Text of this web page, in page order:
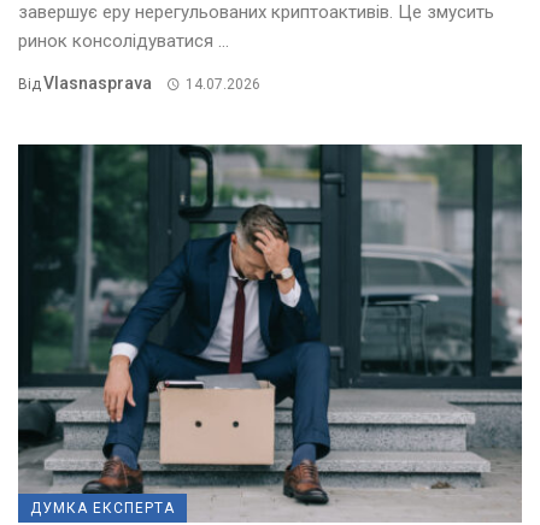
завершує еру нерегульованих криптоактивів. Це змусить
ринок консолідуватися ...
ВідVlasnasprava 14.07.2026
ДУМКА ЕКСПЕРТА